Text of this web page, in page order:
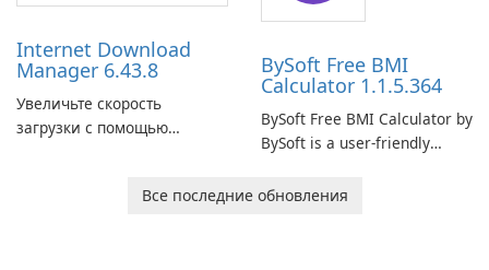
Internet Download
Manager 6.43.8
Увеличьте скорость
загрузки с помощью
BySoft Free BMI
Calculator 1.1.5.364
BySoft Free BMI Calculator by
BySoft is a user-friendly
designed to help you
Все последние обновления